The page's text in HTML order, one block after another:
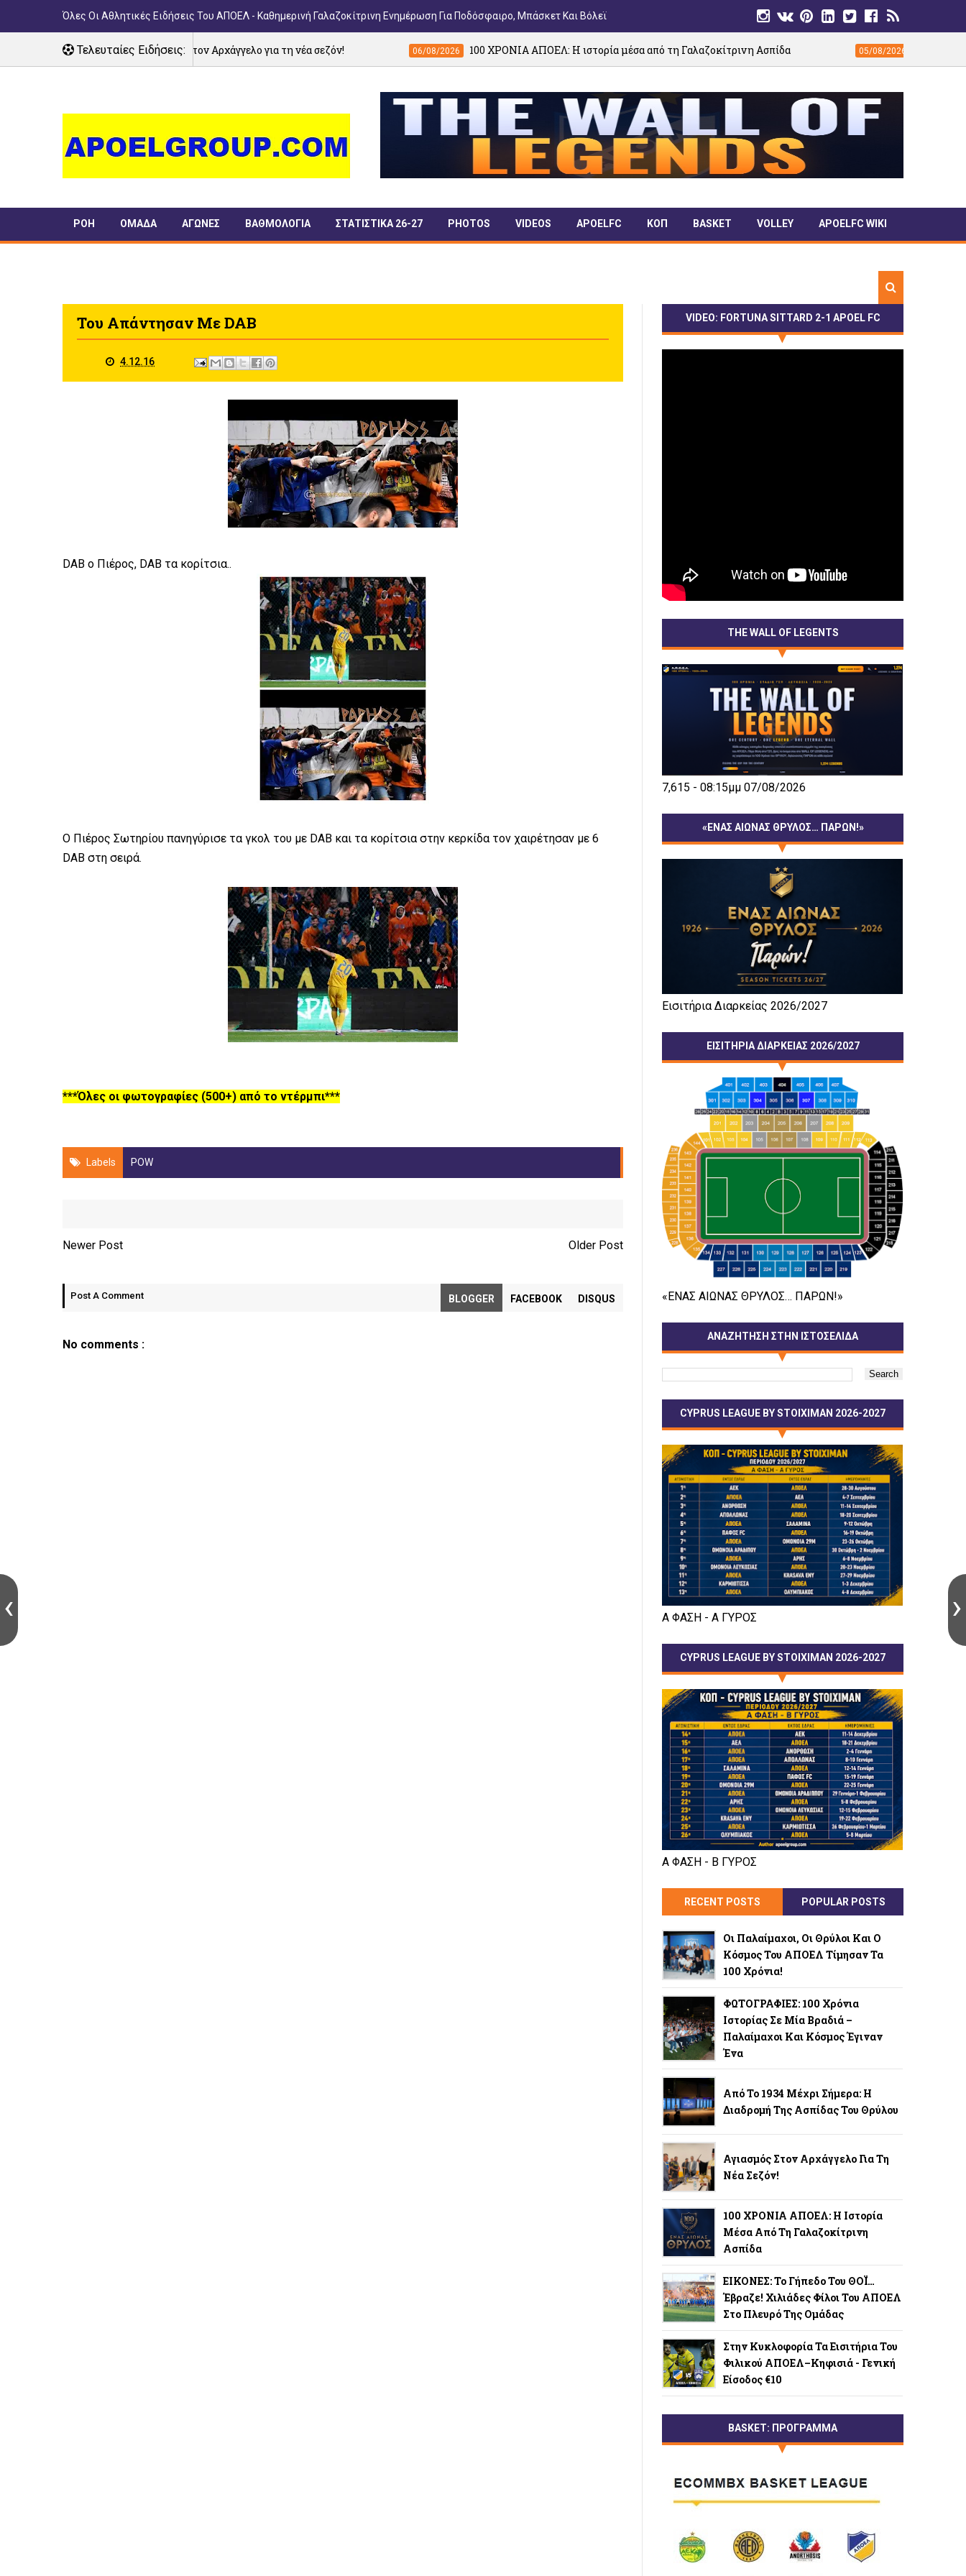
Όλες Οι Αθλητικές Ειδήσεις Του ΑΠΟΕΛ - Καθημερινή Γαλαζοκίτρινη Ενημέρωση Για Ποδόσφαιρο, Μπάσκετ Και Βόλεϊ
Τελευταίες Ειδήσεις:
Αγιασμός στον Αρχάγγελο για τη νέα σεζόν! 06/08/2026 100 ΧΡΟΝΙΑ ΑΠΟΕΛ: Η ιστορία μέσα από τη Γαλαζοκίτρινη Ασπίδα 05/08/2026 ΕΙΚΟΝΕΣ: Το γήπεδο του
ΡΟΗ ΟΜΑΔΑ ΑΓΩΝΕΣ ΒΑΘΜΟΛΟΓΙΑ ΣΤΑΤΙΣΤΙΚΑ 26-27 PHOTOS VIDEOS APOELFC ΚΟΠ BASKET VOLLEY APOELFC WIKI
Του Απάντησαν Με DAB
4.12.16
DAB ο Πιέρος, DAB τα κορίτσια..
Ο Πιέρος Σωτηρίου πανηγύρισε τα γκολ του με DAB και τα κορίτσια στην κερκίδα τον χαιρέτησαν με 6
DAB στη σειρά.
***Όλες οι φωτογραφίες (500+) από το ντέρμπι***
Labels POW
Newer Post Older Post
Post A Comment BLOGGER FACEBOOK DISQUS
No comments :
VIDEO: FORTUNA SITTARD 2-1 APOEL FC
THE WALL OF LEGENTS
7,615 - 08:15μμ 07/08/2026
«ΕΝΑΣ ΑΙΩΝΑΣ ΘΡΥΛΟΣ… ΠΑΡΩΝ!»
Εισιτήρια Διαρκείας 2026/2027
ΕΙΣΙΤΗΡΙΑ ΔΙΑΡΚΕΙΑΣ 2026/2027
«ΕΝΑΣ ΑΙΩΝΑΣ ΘΡΥΛΟΣ… ΠΑΡΩΝ!»
ΑΝΑΖΗΤΗΣΗ ΣΤΗΝ ΙΣΤΟΣΕΛΙΔΑ
CYPRUS LEAGUE BY STOIXIMAN 2026-2027
Α ΦΑΣΗ - Α ΓΥΡΟΣ
CYPRUS LEAGUE BY STOIXIMAN 2026-2027
Α ΦΑΣΗ - Β ΓΥΡΟΣ
RECENT POSTS POPULAR POSTS
Οι Παλαίμαχοι, Οι Θρύλοι Και Ο
Κόσμος Του ΑΠΟΕΛ Τίμησαν Τα
100 Χρόνια!
ΦΩΤΟΓΡΑΦΙΕΣ: 100 Χρόνια
Ιστορίας Σε Μία Βραδιά –
Παλαίμαχοι Και Κόσμος Έγιναν
Ένα
Από Το 1934 Μέχρι Σήμερα: Η
Διαδρομή Της Ασπίδας Του Θρύλου
Αγιασμός Στον Αρχάγγελο Για Τη
Νέα Σεζόν!
100 ΧΡΟΝΙΑ ΑΠΟΕΛ: Η Ιστορία
Μέσα Από Τη Γαλαζοκίτρινη
Ασπίδα
ΕΙΚΟΝΕΣ: Το Γήπεδο Του ΘΟΪ…
Έβραζε! Χιλιάδες Φίλοι Του ΑΠΟΕΛ
Στο Πλευρό Της Ομάδας
Στην Κυκλοφορία Τα Εισιτήρια Του
Φιλικού ΑΠΟΕΛ–Κηφισιά - Γενική
Είσοδος €10
BASKET: ΠΡΟΓΡΑΜΜΑ